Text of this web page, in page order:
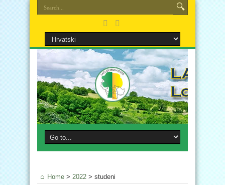
Home > 2022 > studeni